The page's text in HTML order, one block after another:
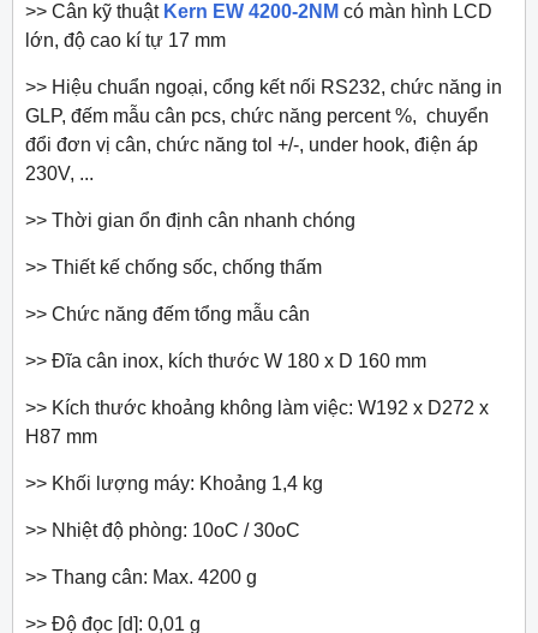
>> Cân kỹ thuật Kern EW 4200-2NM có màn hình LCD
lớn, độ cao kí tự 17 mm
>> Hiệu chuẩn ngoại, cổng kết nối RS232, chức năng in
GLP, đếm mẫu cân pcs, chức năng percent %, chuyển
đổi đơn vị cân, chức năng tol +/-, under hook, điện áp
230V, ...
>> Thời gian ổn định cân nhanh chóng
>> Thiết kế chống sốc, chống thấm
>> Chức năng đếm tổng mẫu cân
>> Đĩa cân inox, kích thước W 180 x D 160 mm
>> Kích thước khoảng không làm việc: W192 x D272 x
H87 mm
>> Khối lượng máy: Khoảng 1,4 kg
>> Nhiệt độ phòng: 10oC / 30oC
>> Thang cân: Max. 4200 g
>> Độ đọc [d]: 0,01 g